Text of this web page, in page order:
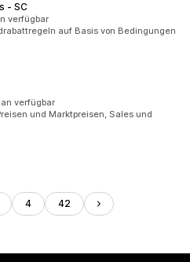
‑ SC
verfügbar
auf Basis von Bedingungen
verfügbar
und Marktpreisen, Sales und
4 42